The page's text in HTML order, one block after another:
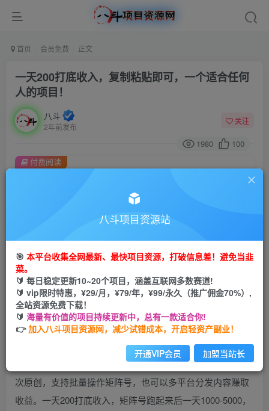
首页 会员免费 正文
一天200打底收入，复制粘贴即可，一个适合任何
人的项目！
八斗
2年前发布
关注
1980 100
此内容为付费阅读，请付费后查看
金币9.9金币99
会员免费
您当前未登录！建议登陆后购买，可保存购买订单
付费阅读
公众号流量主收益项目，AI插件自动采集爆文，插件洗稿二
次原创，支持批量操作矩阵号，也可以多平台分发内容赚取
收益。一天200打底收入，矩阵号跑起来后一天1000-5000，
八斗项目资源站
🎯 本平台收集全网最新、最快项目资源，打破信息差！避免当韭
菜。
🔰 每日稳定更新10~20个项目，涵盖互联网多数赛道!
🔰 vip限时特惠，¥29/月，¥79/年，¥99/永久（推广佣金70%）,
全站资源免费下载！
🔰 海量有价值的项目持续更新中，总有一款适合你!
👉加入八斗项目资源网，减少试错成本，开启轻资产副业！
开通VIP会员 加盟当站长